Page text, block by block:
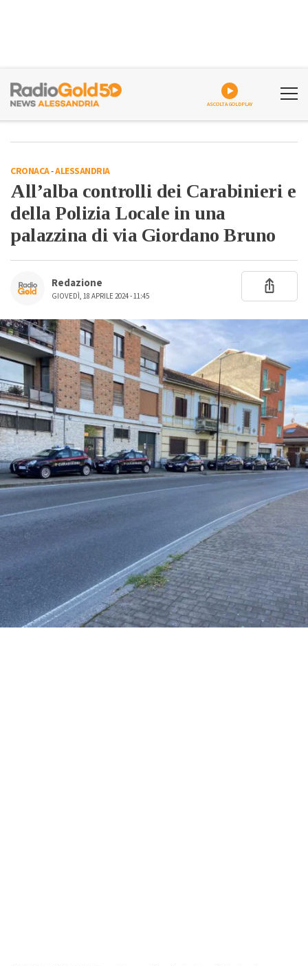
ASCOLTA GOLDPLAY
CRONACA-ALESSANDRIA
All’alba controlli dei Carabinieri e
della Polizia Locale in una
palazzina di via Giordano Bruno
Redazione
GIOVEDÌ, 18 APRILE 2024 - 11:45